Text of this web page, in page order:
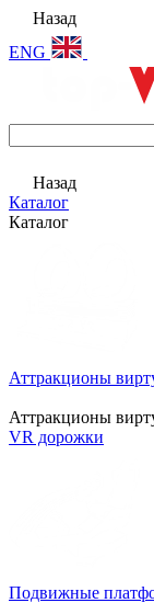
Назад
ENG
Назад
Каталог
Каталог
Аттракционы
Аттракционы
VR дорожки
Подвижные